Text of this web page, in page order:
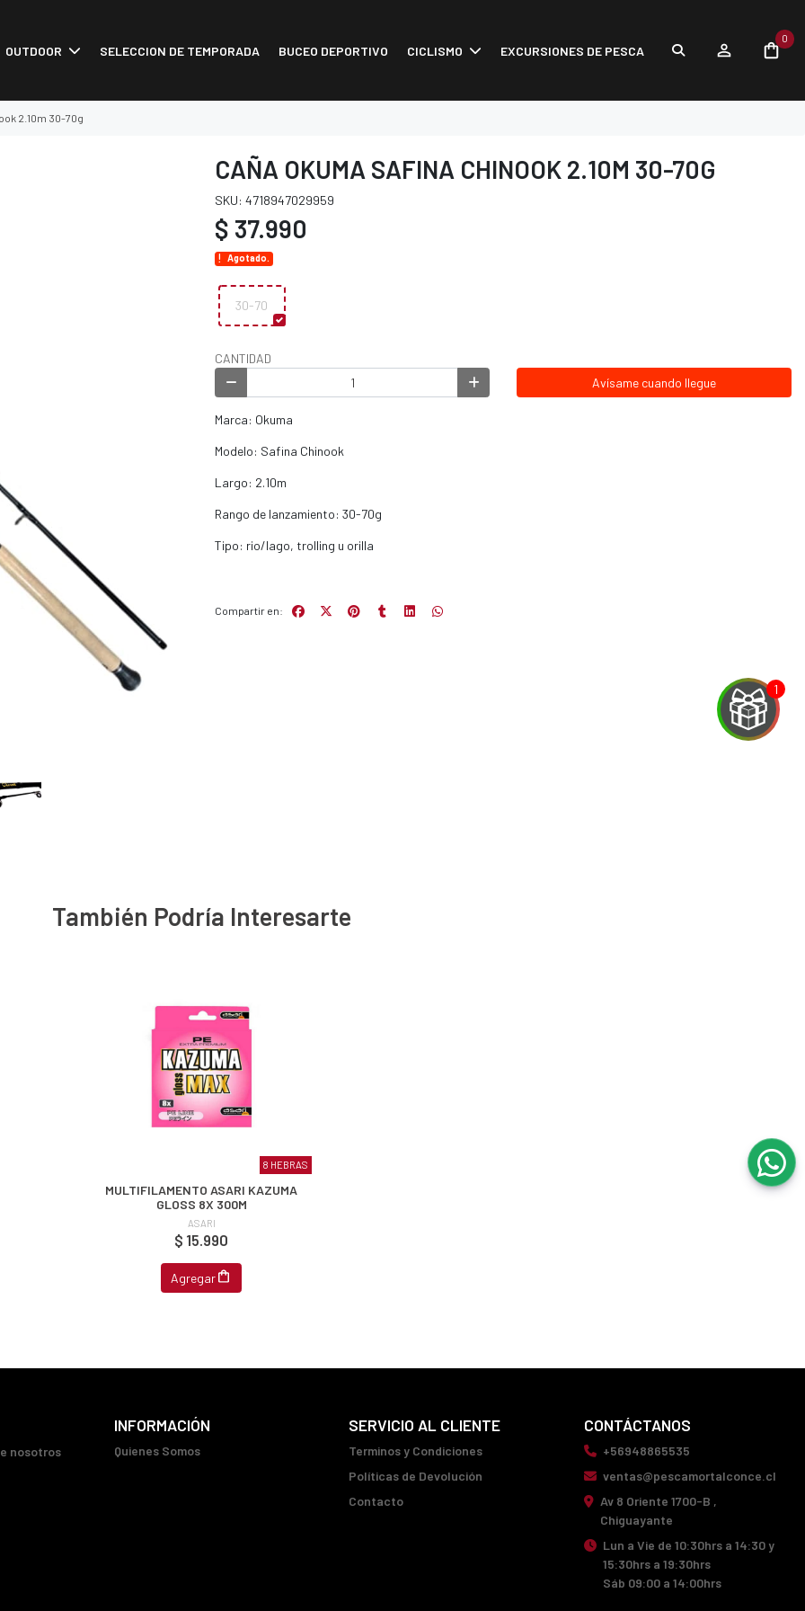
OUTDOOR SELECCION DE TEMPORADA BUCEO DEPORTIVO CICLISMO EXCURSIONES DE PESCA
0
2.10m 30-70g
CAÑA OKUMA SAFINA CHINOOK 2.10M 30-70G
SKU: 4718947029959
$ 37.990
Agotado.
30-70
CANTIDAD
Avísame cuando llegue
Marca: Okuma
Modelo: Safina Chinook
Largo: 2.10m
Rango de lanzamiento: 30-70g
Tipo: rio/lago, trolling u orilla
Compartir en:
También Podría Interesarte
8 HEBRAS
MULTIFILAMENTO ASARI KAZUMA
GLOSS 8X 300M
ASARI
$ 15.990
Agregar
nosotros
INFORMACIÓN
Quienes Somos
SERVICIO AL CLIENTE
Terminos y Condiciones
Políticas de Devolución
Contacto
CONTÁCTANOS
+56948865535
ventas@pescamortalconce.cl
Av 8 Oriente 1700-B ,
Chiguayante
Lun a Vie de 10:30hrs a 14:30 y
15:30hrs a 19:30hrs
Sáb 09:00 a 14:00hrs